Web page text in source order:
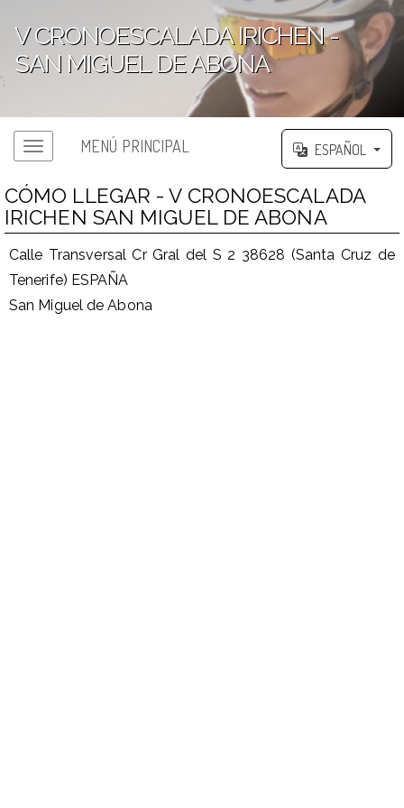
V CRONOESCALADA IRICHEN -
SAN MIGUEL DE ABONA
';
MENÚ PRINCIPAL ESPAÑOL
CÓMO LLEGAR - V CRONOESCALADA
IRICHEN SAN MIGUEL DE ABONA
Calle Transversal Cr Gral del S 2 38628 (Santa Cruz de
Tenerife) ESPAÑA
San Miguel de Abona